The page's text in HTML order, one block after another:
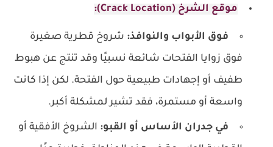
موقع الشرخ (Crack Location):
فوق الأبواب والنوافذ: شروخ قطرية صغيرة
فوق زوايا الفتحات شائعة نسبيًا وقد تنتج عن هبوط
طفيف أو إجهادات طبيعية حول الفتحة. لكن إذا كانت
واسعة أو مستمرة، فقد تشير لمشكلة أكبر.
في جدران الأساس أو القبو: الشروخ الأفقية أو